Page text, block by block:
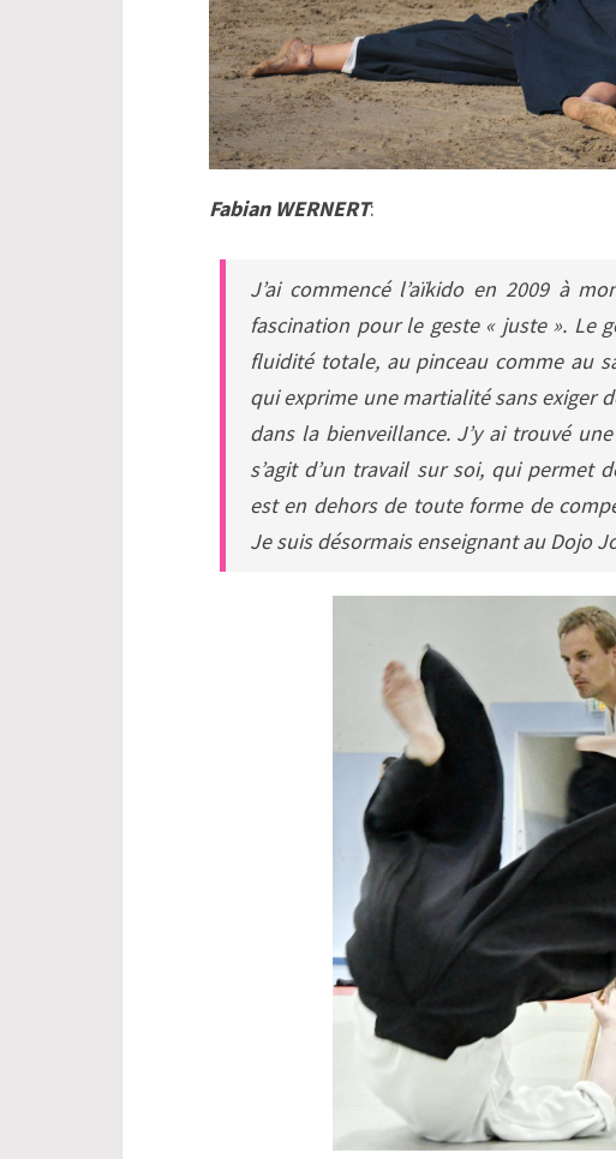
Fabian WERNERT:
J’ai commencé l’aïkido en 2009 à
fascination pour le geste « juste ». Le
fluidité totale, au pinceau comme au
qui exprime une martialité sans exiger
dans la bienveillance. J’y ai trouvé
s’agit d’un travail sur soi, qui permet
est en dehors de toute forme de
Je suis désormais enseignant au Dojo